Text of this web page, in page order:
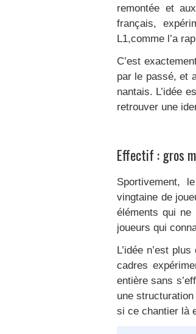
remontée et
français,
L1,comme l’a
C’est
par le passé, et
nantais. L’idée
retrouver une
Effectif : gros
Sportivement,
vingtaine de
éléments qui
joueurs qui
L’idée n’est
cadres
entière sans
une
si ce chantier là